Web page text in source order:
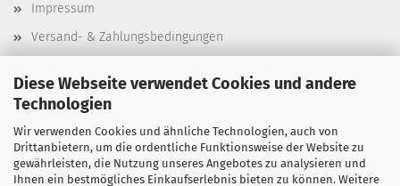
Diese Webseite verwendet Cookies und andere
Technologien
Wir verwenden Cookies und ähnliche Technologien, auch von
Drittanbietern, um die ordentliche Funktionsweise der Website zu
gewährleisten, die Nutzung unseres Angebotes zu analysieren und
Ihnen ein bestmögliches Einkaufserlebnis bieten zu können. Weitere
Impressum
Versand- & Zahlungsbedingungen
Druck Nebenkosten
Privatsphäre und Datenschutz
Cookie Einstellungen